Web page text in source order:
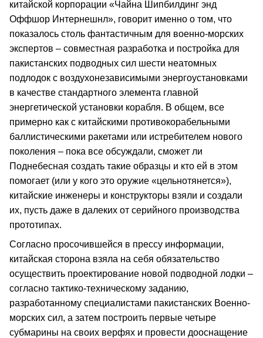
китайской корпорации «Чайна Шипбилдинг энд
Оффшор Интернешнл», говорит именно о том, что
показалось столь фантастичным для военно-морских
экспертов – совместная разработка и постройка для
пакистанских подводных сил шести неатомных
подлодок с воздухонезависимыми энергоустановками
в качестве стандартного элемента главной
энергетической установки корабля. В общем, все
примерно как с китайскими противокорабельными
баллистическими ракетами или истребителем нового
поколения – пока все обсуждали, сможет ли
Поднебесная создать такие образцы и кто ей в этом
помогает (или у кого это оружие «цельнотянется»),
китайские инженеры и конструкторы взяли и создали
их, пусть даже в далеких от серийного производства
прототипах.
Согласно просочившейся в прессу информации,
китайская сторона взяла на себя обязательство
осуществить проектирование новой подводной лодки –
согласно тактико-техническому заданию,
разработанному специалистами пакистанских Военно-
морских сил, а затем построить первые четыре
субмарины на своих верфях и провести дооснащение